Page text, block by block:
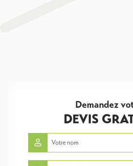
Demandez
DEVIS